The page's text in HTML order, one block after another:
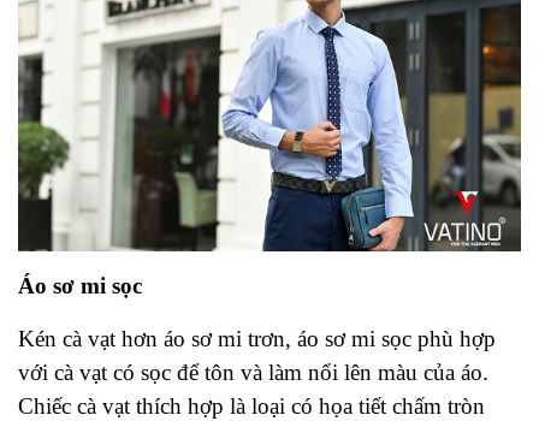
Áo sơ mi sọc
Kén cà vạt hơn áo sơ mi trơn, áo sơ mi sọc phù hợp
với cà vạt có sọc để tôn và làm nổi lên màu của áo.
Chiếc cà vạt thích hợp là loại có họa tiết chấm tròn